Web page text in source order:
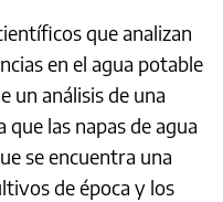
que analizan
en el agua potable
un análisis de una
que las napas de agua
se encuentra una
de época y los